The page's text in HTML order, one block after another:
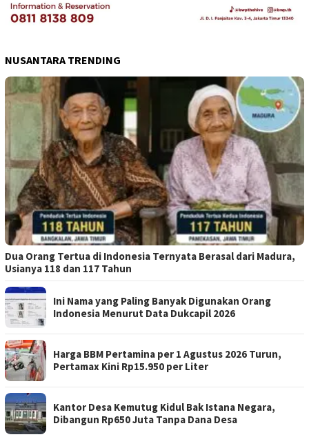
NUSANTARA TRENDING
Dua Orang Tertua di Indonesia Ternyata Berasal dari Madura,
Usianya 118 dan 117 Tahun
Ini Nama yang Paling Banyak Digunakan Orang
Indonesia Menurut Data Dukcapil 2026
Harga BBM Pertamina per 1 Agustus 2026 Turun,
Pertamax Kini Rp15.950 per Liter
Kantor Desa Kemutug Kidul Bak Istana Negara,
Dibangun Rp650 Juta Tanpa Dana Desa